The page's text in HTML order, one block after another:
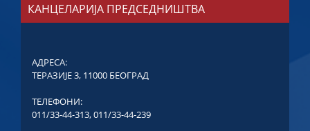
КАНЦЕЛАРИЈА ПРЕДСЕДНИШТВА
АДРЕСА:
ТЕРАЗИЈЕ 3, 11000 БЕОГРАД
ТЕЛЕФОНИ:
011/33-44-313,011/33-44-239